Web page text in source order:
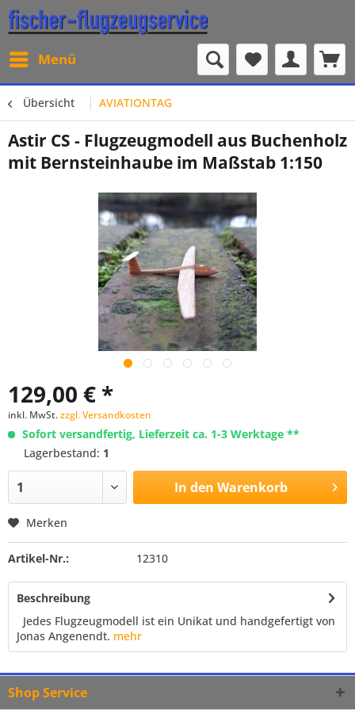
Menü
Übersicht AVIATIONTAG
Astir CS - Flugzeugmodell aus Buchenholz
mit Bernsteinhaube im Maßstab 1:150
129,00 € *
inkl. MwSt.zzgl. Versandkosten
Sofort versandfertig, Lieferzeit ca. 1-3 Werktage **
Lagerbestand: 1
In den Warenkorb
Merken
Artikel-Nr.: 12310
Beschreibung
Jedes Flugzeugmodell ist ein Unikat und handgefertigt von
Jonas Angenendt. mehr
Shop Service